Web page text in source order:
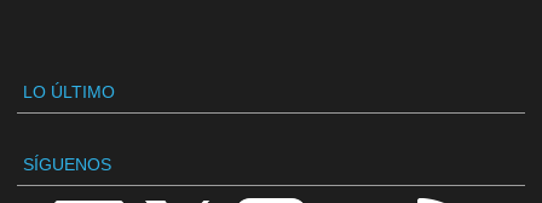
LO ÚLTIMO
SÍGUENOS